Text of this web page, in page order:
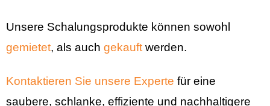
Unsere Schalungsprodukte können sowohl
gemietet, als auch gekauft werden.
Kontaktieren Sie unsere Experte für eine
saubere, schlanke, effiziente und nachhaltigere